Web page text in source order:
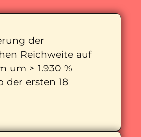
der
Reichweite auf
um > 1.930 %
der ersten 18